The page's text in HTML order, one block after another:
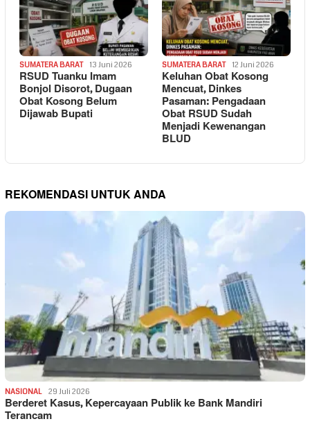
SUMATERA BARAT 13 Juni 2026
RSUD Tuanku Imam
Bonjol Disorot, Dugaan
Obat Kosong Belum
Dijawab Bupati
SUMATERA BARAT 12 Juni 2026
Keluhan Obat Kosong
Mencuat, Dinkes
Pasaman: Pengadaan
Obat RSUD Sudah
Menjadi Kewenangan
BLUD
REKOMENDASI UNTUK ANDA
NASIONAL 29 Juli 2026
Berderet Kasus, Kepercayaan Publik ke Bank Mandiri
Terancam